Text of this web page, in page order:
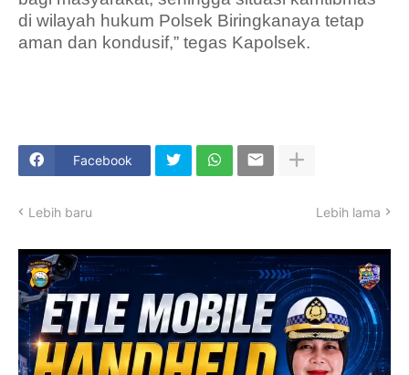
di wilayah hukum Polsek Biringkanaya tetap
aman dan kondusif,” tegas Kapolsek.
Facebook
Lebih baru Lebih lama